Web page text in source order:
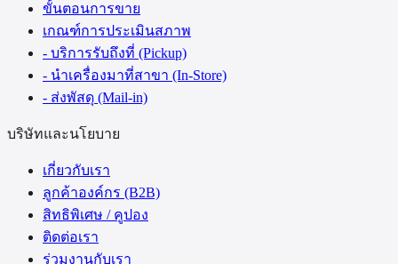
ขั้นตอนการขาย
เกณฑ์การประเมินสภาพ
- บริการรับถึงที่ (Pickup)
- นำเครื่องมาที่สาขา (In-Store)
- ส่งพัสดุ (Mail-in)
บริษัทและนโยบาย
เกี่ยวกับเรา
ลูกค้าองค์กร (B2B)
สิทธิพิเศษ / คูปอง
ติดต่อเรา
ร่วมงานกับเรา